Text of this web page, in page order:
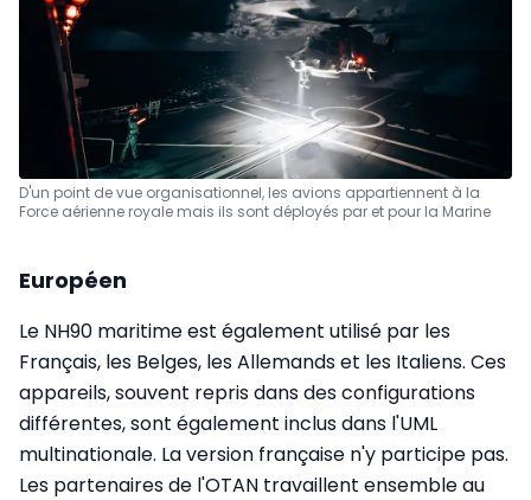
D'un point de vue organisationnel, les avions appartiennent à la
Force aérienne royale mais ils sont déployés par et pour la Marine
Européen
Le NH90 maritime est également utilisé par les
Français, les Belges, les Allemands et les Italiens. Ces
appareils, souvent repris dans des configurations
différentes, sont également inclus dans l'UML
multinationale. La version française n'y participe pas.
Les partenaires de l'OTAN travaillent ensemble au